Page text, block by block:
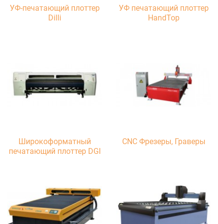
УФ-печатающий плоттер
Dilli
УФ печатающий плоттер
HandTop
Широкоформатный
печатающий плоттер DGI
CNC Фрезеры, Граверы